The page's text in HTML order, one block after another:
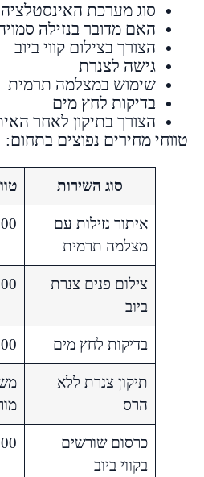
סוג מערכת האינסטלציה
האם מדובר בנזילה סמויה
הצורך בצילום קווי ביוב
גישה לצנרת
שימוש במצלמה תרמית
בדיקות לחץ מים
הצורך בתיקון לאחר
טווחי מחירים נפוצים בתחום:
סוג השירות
איתור נזילות עם
מצלמה תרמית
₪
צילום פנים צנרת
ביוב
₪
בדיקות לחץ מים ₪
תיקון צנרת ללא
הרס
כרסום שורשים
בקווי ביוב
₪